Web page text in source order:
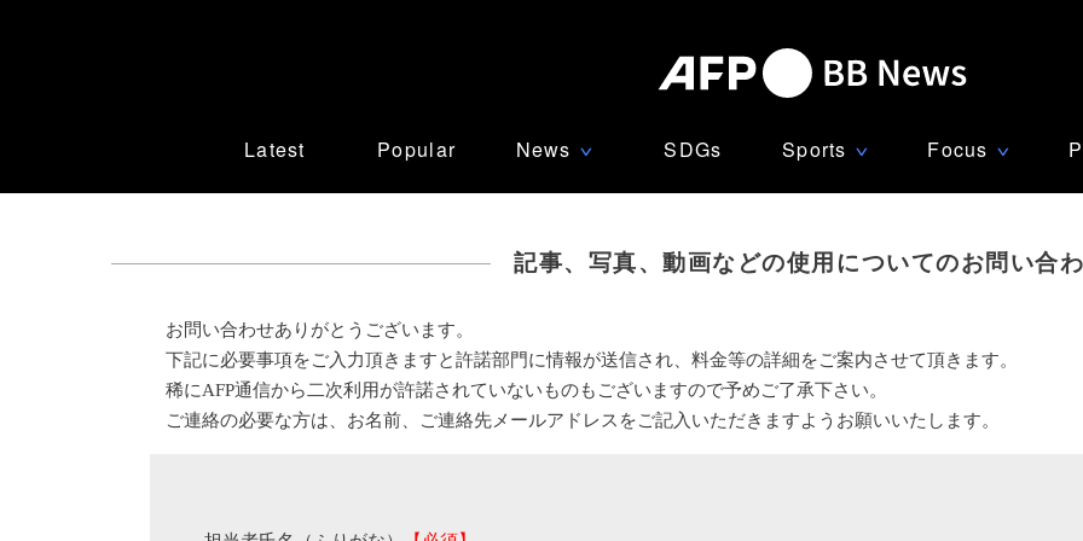
Latest Popular News ∨ SDGs Sports ∨ Focus ∨
記事、写真、動画などの使用についてのお問い合
お問い合わせありがとうございます。
下記に必要事項をご入力頂きますと許諾部門に情報が送信され、料金等の詳細をご案内させて頂きます。
稀にAFP通信から二次利用が許諾されていないものもございますので予めご了承下さい。
ご連絡の必要な方は、お名前、ご連絡先メールアドレスをご記入いただきますようお願いいたします。